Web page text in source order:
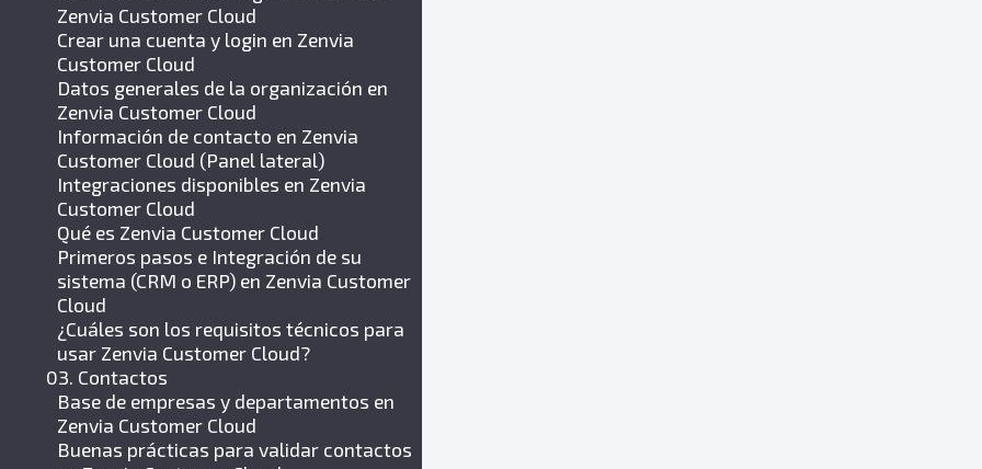
Zenvia Customer Cloud
Crear una cuenta y login en Zenvia
Customer Cloud
Datos generales de la organización en
Zenvia Customer Cloud
Información de contacto en Zenvia
Customer Cloud (Panel lateral)
Integraciones disponibles en Zenvia
Customer Cloud
Qué es Zenvia Customer Cloud
Primeros pasos e Integración de su
sistema (CRM o ERP) en Zenvia Customer
Cloud
¿Cuáles son los requisitos técnicos para
usar Zenvia Customer Cloud?
03. Contactos
Base de empresas y departamentos en
Zenvia Customer Cloud
Buenas prácticas para validar contactos